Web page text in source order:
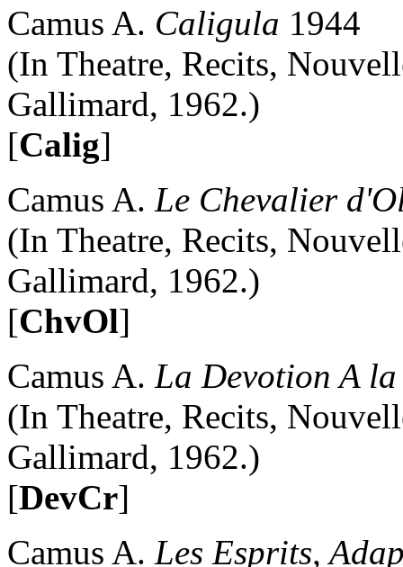
Camus A. Caligula 1944
(In Theatre, Recits,
Gallimard, 1962.)
[Calig]
Camus A. Le Chevalier
(In Theatre, Recits,
Gallimard, 1962.)
[ChvOl]
Camus A. La Devotion A
(In Theatre, Recits,
Gallimard, 1962.)
[DevCr]
Camus A. Les Esprits,